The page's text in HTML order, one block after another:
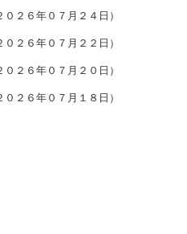
２６年０７月２４日）
２６年０７月２２日）
２６年０７月２０日）
２６年０７月１８日）